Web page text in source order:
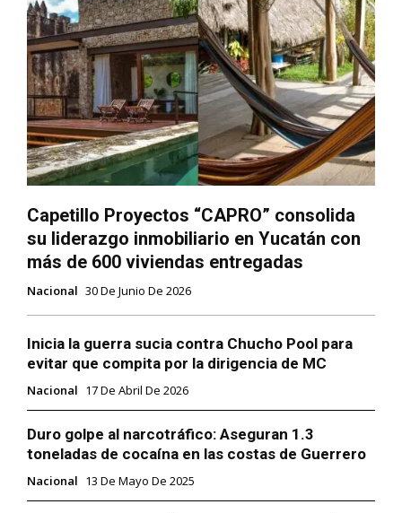
Capetillo Proyectos “CAPRO” consolida
su liderazgo inmobiliario en Yucatán con
más de 600 viviendas entregadas
Nacional 30 De Junio De 2026
Inicia la guerra sucia contra Chucho Pool para
evitar que compita por la dirigencia de MC
Nacional 17 De Abril De 2026
Duro golpe al narcotráfico: Aseguran 1.3
toneladas de cocaína en las costas de Guerrero
Nacional 13 De Mayo De 2025